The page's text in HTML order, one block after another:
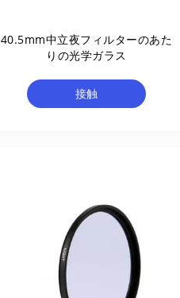
40.5mm中立夜フィルターのあた
りの光学ガラス
接触